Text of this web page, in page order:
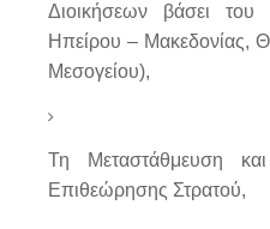
Διοικήσεων βάσει του
Ηπείρου – Μακεδονίας,
Μεσογείου),
Τη Μεταστάθμευση
Επιθεώρησης Στρατού,